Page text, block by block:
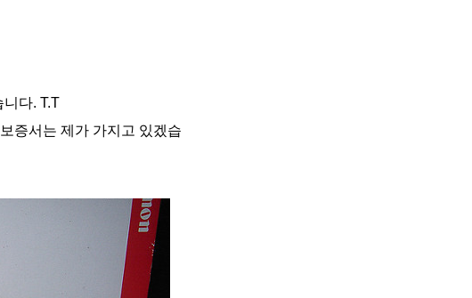
다. T.T
증서는 제가 가지고 있겠습